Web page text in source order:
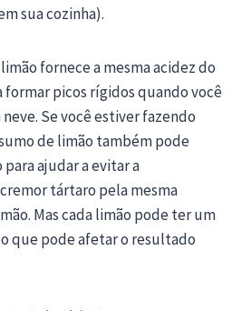
sua cozinha).
fornece a mesma acidez do
picos rígidos quando você
Se você estiver fazendo
de limão também pode
ajudar a evitar a
tártaro pela mesma
Mas cada limão pode ter um
que pode afetar o resultado